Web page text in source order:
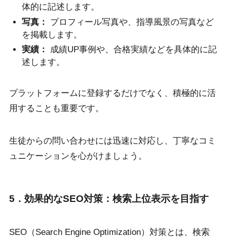
体的に記述します。
写真：
プロフィール写真や、指導風景の写真など
を掲載します。
実績：
成績UP事例や、合格実績などを具体的に記
述します。
プラットフォームに登録するだけでなく、積極的に活
用することも重要です。
生徒からの問い合わせには迅速に対応し、丁寧なコミ
ュニケーションを心がけましょう。
5．効果的なSEO対策：検索上位表示を目指す
SEO（Search Engine Optimization）対策とは、検索